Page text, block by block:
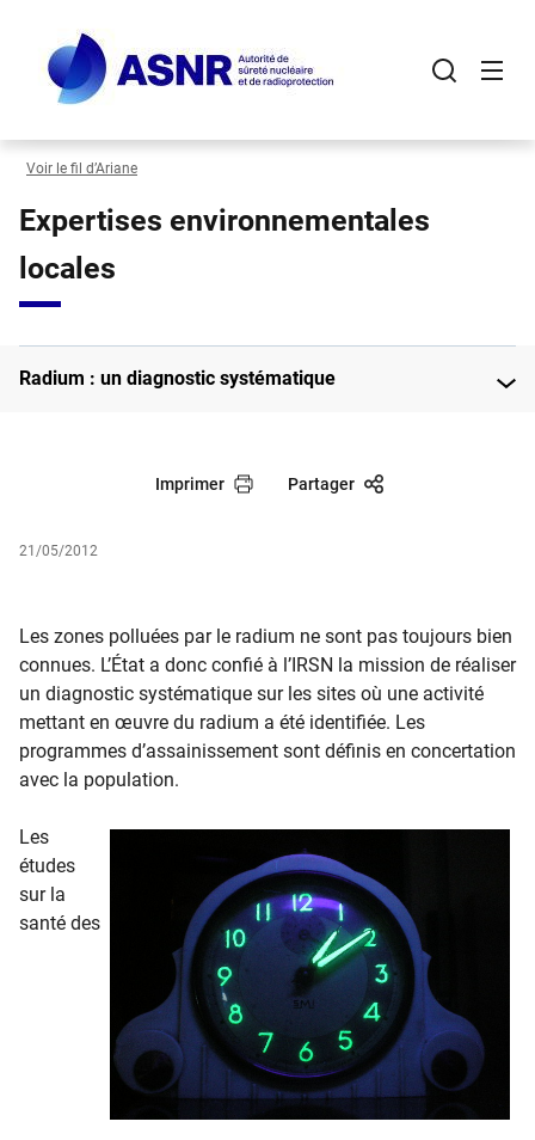
contenu
principal
Voir le fil d’Ariane
Expertises environnementales
locales
Radium : un diagnostic systématique
Imprimer Partager
21/05/2012
​​​Les zones polluées par le radium ne sont pas toujours bien
connues. L’État a donc confié à l’IRSN la mission de réaliser
un diagnostic systématique sur les sites où une activité
mettant en œuvre du radium a été identifiée. Les
programmes d’assainissement sont définis en concertation
avec la population.
Les
études
sur la
santé des